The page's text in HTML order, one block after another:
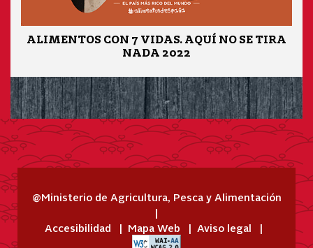
ALIMENTOS CON 7 VIDAS. AQUÍ NO SE TIRA
NADA 2022
@Ministerio de Agricultura, Pesca y Alimentación
Accesibilidad Mapa Web Aviso legal